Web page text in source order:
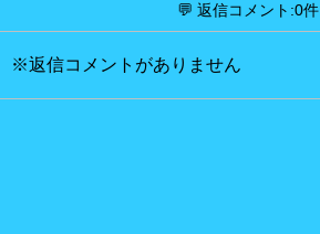
💬 返信コメント:0件
※返信コメントがありません